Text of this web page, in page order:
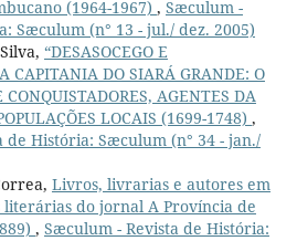
(1964-1967) , Sæculum -
Sæculum (n° 13 - jul./ dez. 2005)
“DESASOCEGO E
CAPITANIA DO SIARÁ GRANDE: O
AGENTES DA
LOCAIS (1699-1748) ,
de História: Sæculum (n° 34 - jan./
Livros, livrarias e autores em
literárias do jornal A Província de
, Sæculum - Revista de História: